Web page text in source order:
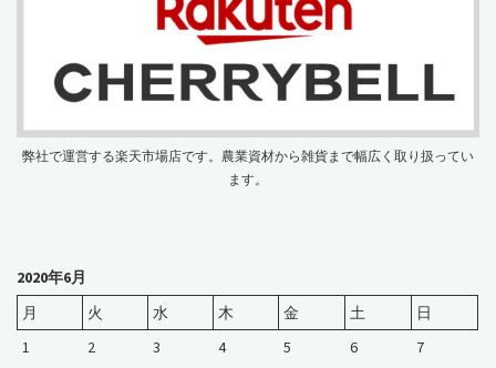
弊社で運営する楽天市場店です。農業資材から雑貨まで幅広く取り扱ってい
ます。
2020年6月
月
火 水 木 金 土
日
1
2 3 4 5 6
7